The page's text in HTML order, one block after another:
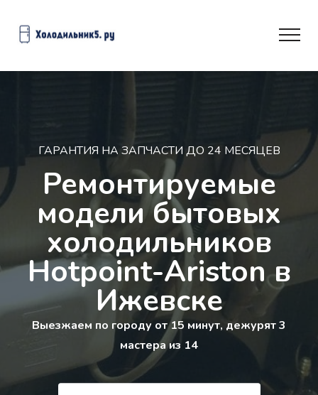
ГАРАНТИЯ НА ЗАПЧАСТИ ДО 24 МЕСЯЦЕВ
Ремонтируемые
модели бытовых
холодильников
Hotpoint-Ariston в
Ижевске
Выезжаем по городу от 15 минут, дежурят 3
мастера из 14